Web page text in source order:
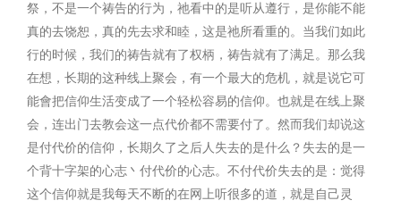
祭，不是一个祷告的行为，祂看中的是听从遵行，是你能不能
真的去饶恕，真的先去求和睦，这是祂所看重的。当我们如此
行的时候，我们的祷告就有了权柄，祷告就有了满足。那么我
在想，长期的这种线上聚会，有一个最大的危机，就是说它可
能會把信仰生活变成了一个轻松容易的信仰。也就是在线上聚
会，连出门去教会这一点代价都不需要付了。然而我们却说这
是付代价的信仰，长期久了之后人失去的是什么？失去的是一
个背十字架的心志丶付代价的心志。不付代价失去的是：觉得
这个信仰就是我每天不断的在网上听很多的道，就是自己灵